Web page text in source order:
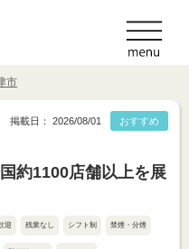
市
おすすめ
掲載日： 2026/08/01
約1100店舗以上を展
迎 残業なし シフト制 禁煙・分煙